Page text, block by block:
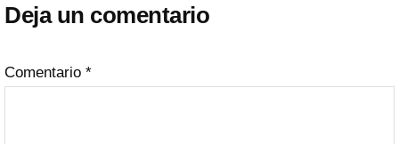
los
lectores
Deja un comentario
Comentario *